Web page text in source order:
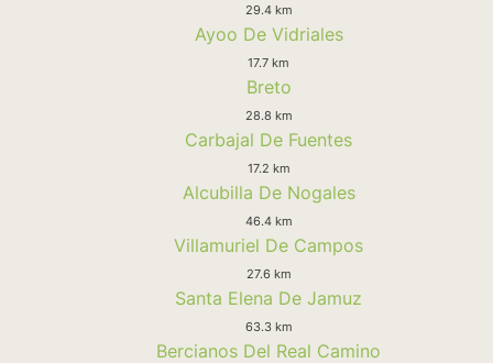
29.4 km
Ayoo De Vidriales
17.7 km
Breto
28.8 km
Carbajal De Fuentes
17.2 km
Alcubilla De Nogales
46.4 km
Villamuriel De Campos
27.6 km
Santa Elena De Jamuz
63.3 km
Bercianos Del Real Camino